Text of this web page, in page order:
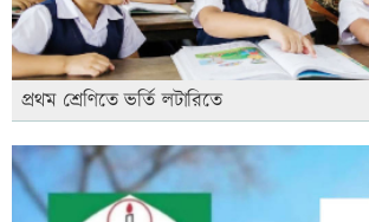
প্রথম শ্রেণিতে ভর্তি লটারিতে